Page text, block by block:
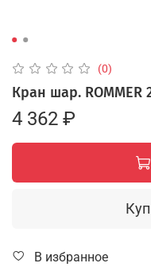
(0)
Кран шар.
4 362 ₽
В избранное